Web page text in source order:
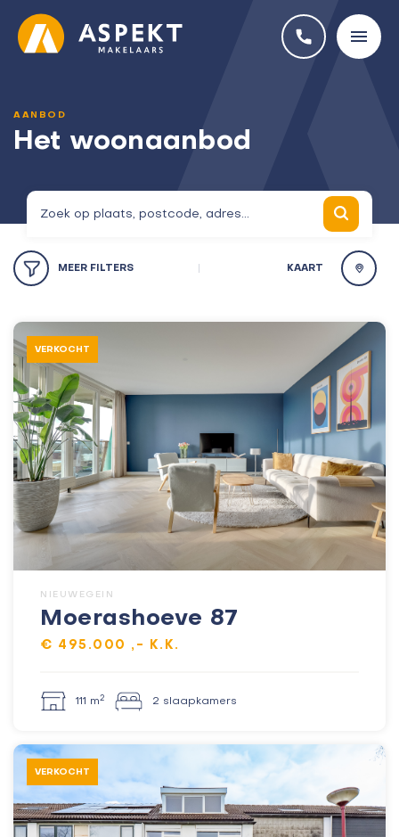
AANBOD
Het woonaanbod
MEERFILTERS KAART
VERKOCHT
NIEUWEGEIN
Moerashoeve 87
€ 495.000 ,- K.K.
111 m2 2 slaapkamers
VERKOCHT